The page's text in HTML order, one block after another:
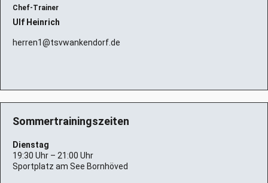
Chef-Trainer
Ulf Heinrich
herren1@tsvwankendorf.de
Sommertrainingszeiten
Dienstag
19:30 Uhr – 21:00 Uhr
Sportplatz am See Bornhöved